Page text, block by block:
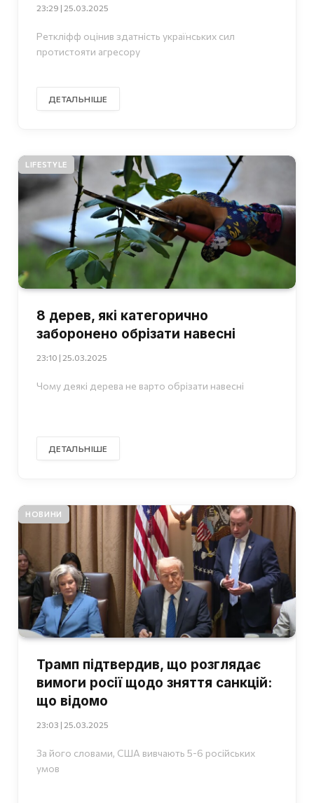
23:29 | 25.03.2025
Реткліфф оцінив здатність українських сил
протистояти агресору
ДЕТАЛЬНІШЕ
LIFESTYLE
8 дерев, які категорично
заборонено обрізати навесні
23:10 | 25.03.2025
Чому деякі дерева не варто обрізати навесні
ДЕТАЛЬНІШЕ
НОВИНИ
Трамп підтвердив, що розглядає
вимоги росії щодо зняття санкцій:
що відомо
23:03 | 25.03.2025
За його словами, США вивчають 5-6 російських
умов